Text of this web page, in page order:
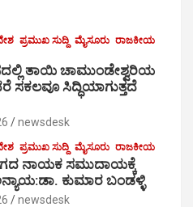
ಪ್ರಮುಖ ಸುದ್ದಿ ಮೈಸೂರು ರಾಜಕೀಯ
ತಾಯಿ ಚಾಮುಂಡೇಶ್ವರಿಯ
ಸಕಲವೂ ಸಿದ್ಧಿಯಾಗುತ್ತದೆ
newsdesk
ಪ್ರಮುಖ ಸುದ್ದಿ ಮೈಸೂರು ರಾಜಕೀಯ
ನಾಯಕ ಸಮುದಾಯಕ್ಕೆ
ಕುಮಾರ ಬಂಡಳ್ಳಿ
newsdesk